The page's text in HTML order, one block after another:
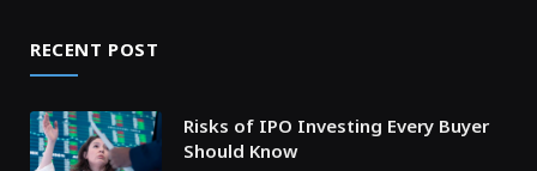
RECENT POST
Risks of IPO Investing Every Buyer
Should Know